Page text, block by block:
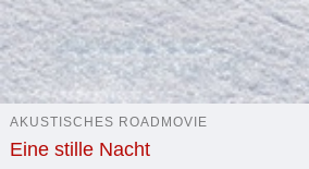
AKUSTISCHES ROADMOVIE
Eine stille Nacht